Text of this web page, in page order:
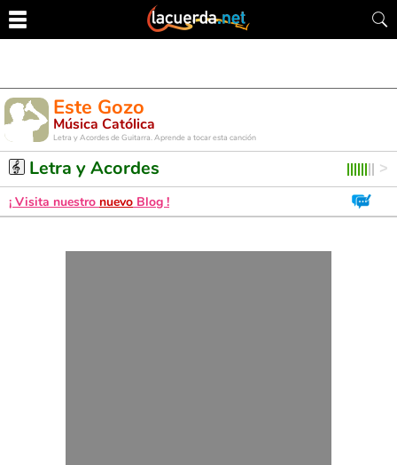
Este Gozo
Música Católica
Letra y Acordes de Guitarra. Aprende a tocar esta canción
Letra y Acordes
¡ Visita nuestro nuevo Blog !